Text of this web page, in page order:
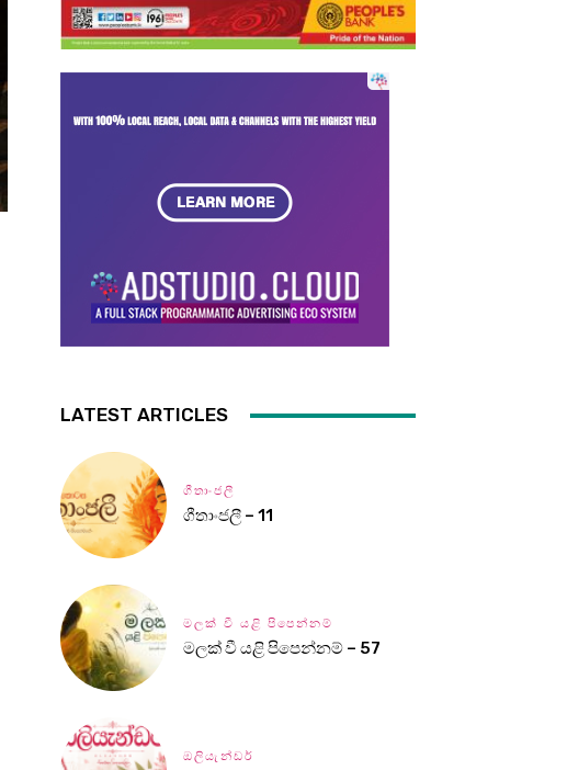
LATEST ARTICLES
ගීතාංජලී
ගීතාංජලී – 11
මලක් වී යළි පිපෙන්නම්
මලක් වී යළි පිපෙන්නම් – 57
ඔලියැන්ඩර්